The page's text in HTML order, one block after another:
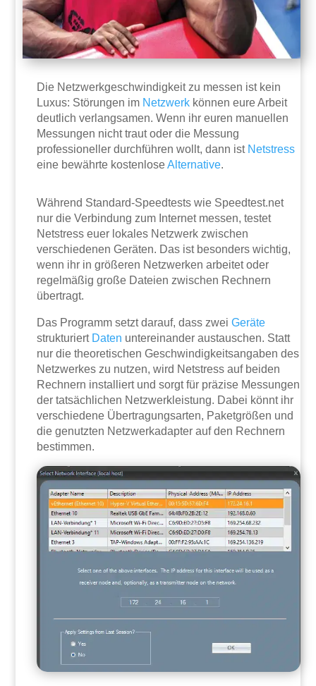
Die Netzwerkgeschwindigkeit zu messen ist kein
Luxus: Störungen im Netzwerk können eure Arbeit
deutlich verlangsamen. Wenn ihr euren manuellen
Messungen nicht traut oder die Messung
professioneller durchführen wollt, dann ist Netstress
eine bewährte kostenloseAlternative.
Während Standard-Speedtests wie Speedtest.net
nur die Verbindung zum Internet messen, testet
Netstress euer lokales Netzwerk zwischen
verschiedenen Geräten. Das ist besonders wichtig,
wenn ihr in größeren Netzwerken arbeitet oder
regelmäßig große Dateien zwischen Rechnern
übertragt.
Das Programm setzt darauf, dass zweiGeräte
strukturiert Daten untereinander austauschen. Statt
nur die theoretischen Geschwindigkeitsangaben des
Netzwerkes zu nutzen, wird Netstress auf beiden
Rechnern installiert und sorgt für präzise Messungen
der tatsächlichen Netzwerkleistung. Dabei könnt ihr
verschiedene Übertragungsarten, Paketgrößen und
die genutzten Netzwerkadapter auf den Rechnern
bestimmen.